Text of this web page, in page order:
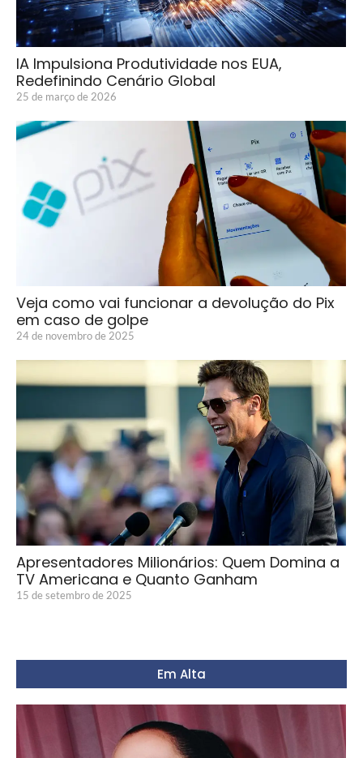
IA Impulsiona Produtividade nos EUA,
Redefinindo Cenário Global
25 de março de 2026
Veja como vai funcionar a devolução do Pix
em caso de golpe
24 de novembro de 2025
Apresentadores Milionários: Quem Domina a
TV Americana e Quanto Ganham
15 de setembro de 2025
Em Alta